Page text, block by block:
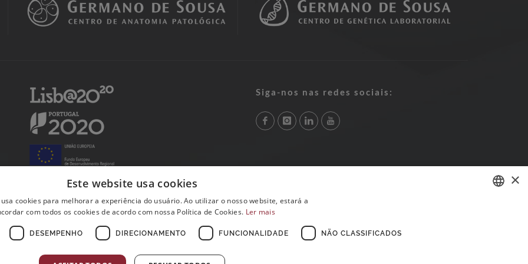
Siga-nos nas redes sociais:
×
Este website usa cookies
cookies para melhorar a experiência do usuário. Ao utilizar o nosso website, estará a
com todos os cookies de acordo com nossa Política de Cookies. Ler mais
DESEMPENHO DIRECIONAMENTO FUNCIONALIDADE NÃO CLASSIFICADOS